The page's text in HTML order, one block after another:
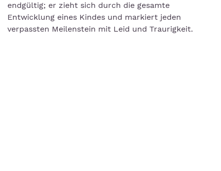
endgültig; er zieht sich durch die gesamte
Entwicklung eines Kindes und markiert jeden
verpassten Meilenstein mit Leid und Traurigkeit.